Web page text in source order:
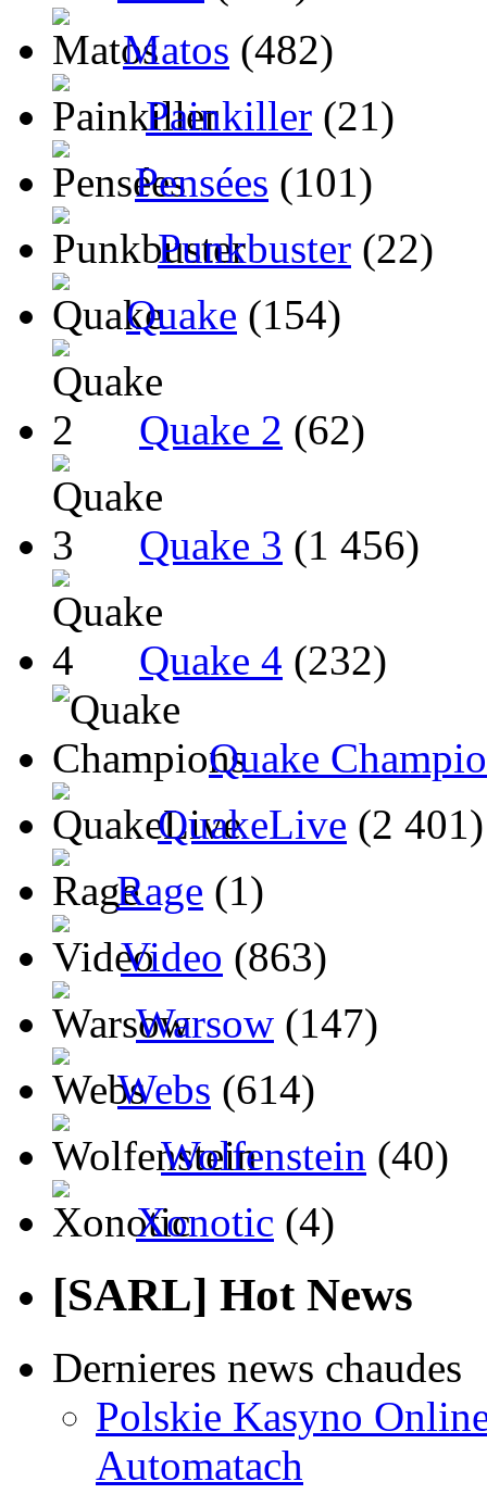
Matos (482)
Painkiller (21)
Pensées (101)
Punkbuster (22)
Quake (154)
Quake 2 (62)
Quake 3 (1 456)
Quake 4 (232)
Quake
QuakeLive (2 401)
Rage (1)
Video (863)
Warsow (147)
Webs (614)
Wolfenstein (40)
Xonotic (4)
[SARL] Hot News
Dernieres news chaudes
Polskie Kasyno
Automatach